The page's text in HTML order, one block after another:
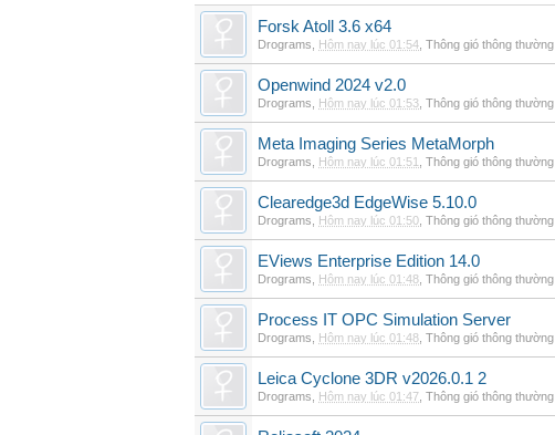
Forsk Atoll 3.6 x64
Drograms Hôm nay lúc 01:54 Thông gió thông thường
Openwind 2024 v2.0
Drograms Hôm nay lúc 01:53 Thông gió thông thường
Meta Imaging Series MetaMorph
Drograms Hôm nay lúc 01:51 Thông gió thông thường
Clearedge3d EdgeWise 5.10.0
Drograms Hôm nay lúc 01:50 Thông gió thông thường
EViews Enterprise Edition 14.0
Drograms Hôm nay lúc 01:48 Thông gió thông thường
Process IT OPC Simulation Server
Drograms Hôm nay lúc 01:48 Thông gió thông thường
Leica Cyclone 3DR v2026.0.1 2
Drograms Hôm nay lúc 01:47 Thông gió thông thường